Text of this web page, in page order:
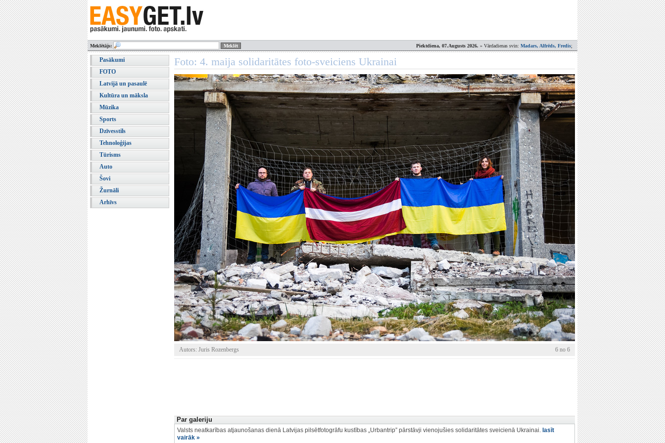
Piektdiena, 07.Augusts 2026. » Vārdadienas svin: Madars, Alfrēds, Fredis;
Meklētājs:
Pasākumi
FOTO
Latvijā un pasaulē
Kultūra un māksla
Mūzika
Sports
Dzīvesstils
Tehnoloģijas
Tūrisms
Auto
Šovi
Žurnāli
Arhīvs
Foto: 4. maija solidaritātes foto-sveiciens Ukrainai
Autors: Juris Rozenbergs 6 no 6
Par galeriju
Valsts neatkarības atjaunošanas dienā Latvijas pilsētfotogrāfu kustības „Urbantrip” pārstāvji vienojušies solidaritātes sveicienā Ukrainai. lasīt
vairāk »